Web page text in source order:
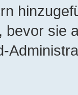
bevor sie